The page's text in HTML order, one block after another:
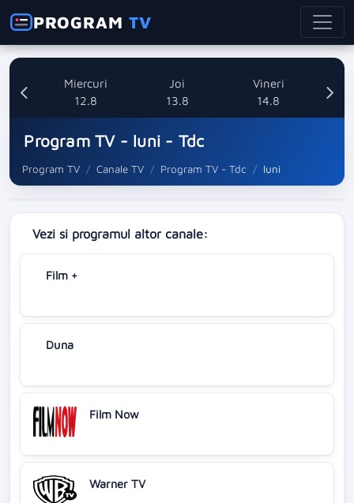
PROGRAMTV
Miercuri
12.8
Joi
13.8
Vineri
14.8
Program TV - luni - Tdc
Program TV Canale TV Program TV - Tdc luni
Vezi si programul altor canale:
Film +
Duna
Film Now
Warner TV